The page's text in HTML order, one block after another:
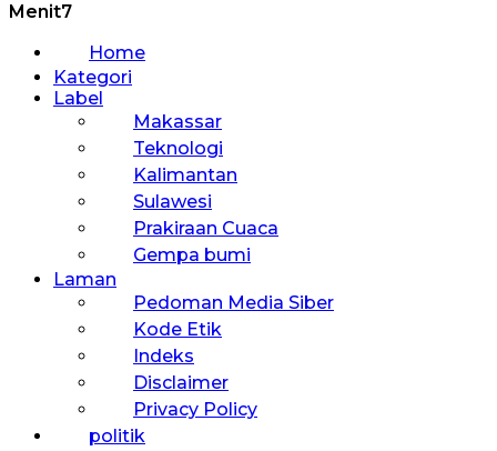
Menit7
Home
Kategori
Label
Makassar
Teknologi
Kalimantan
Sulawesi
Prakiraan Cuaca
Gempa bumi
Laman
Pedoman Media Siber
Kode Etik
Indeks
Disclaimer
Privacy Policy
politik